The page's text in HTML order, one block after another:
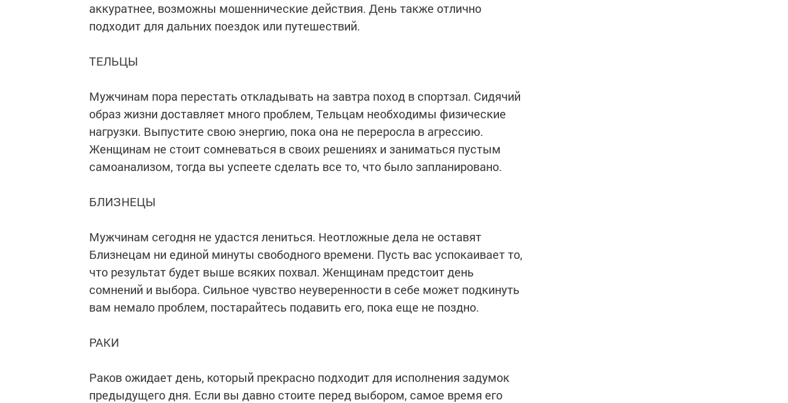
аккуратнее, возможны мошеннические действия. День также отлично
подходит для дальних поездок или путешествий.
ТЕЛЬЦЫ
Мужчинам пора перестать откладывать на завтра поход в спортзал. Сидячий
образ жизни доставляет много проблем, Тельцам необходимы физические
нагрузки. Выпустите свою энергию, пока она не переросла в агрессию.
Женщинам не стоит сомневаться в своих решениях и заниматься пустым
самоанализом, тогда вы успеете сделать все то, что было запланировано.
БЛИЗНЕЦЫ
Мужчинам сегодня не удастся лениться. Неотложные дела не оставят
Близнецам ни единой минуты свободного времени. Пусть вас успокаивает то,
что результат будет выше всяких похвал. Женщинам предстоит день
сомнений и выбора. Сильное чувство неуверенности в себе может подкинуть
вам немало проблем, постарайтесь подавить его, пока еще не поздно.
РАКИ
Раков ожидает день, который прекрасно подходит для исполнения задумок
предыдущего дня. Если вы давно стоите перед выбором, самое время его